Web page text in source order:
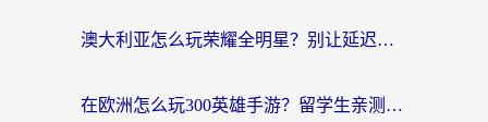
澳大利亚怎么玩荣耀全明星？别让延迟毁了你的连招！海外党专属加速攻略
在欧洲怎么玩300英雄手游？留学生亲测有效的国服游戏加速指南